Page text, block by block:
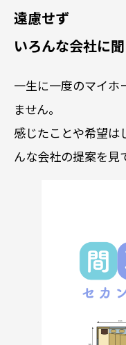
遠慮せず
いろんな会社に
一生に一度のマイホ
ません。
感じたことや希望は
んな会社の提案を見